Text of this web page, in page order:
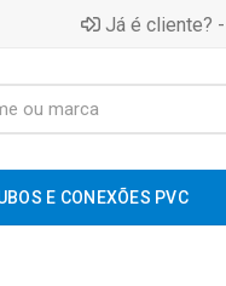
Já é cliente?
E CONEXÕES PVC